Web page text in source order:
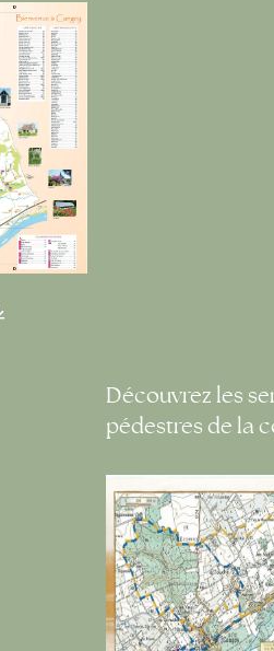
Découvrez les
pédestres de la